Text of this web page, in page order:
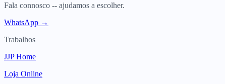
Fala connosco -- ajudamos a escolher.
WhatsApp →
Trabalhos
JJP Home
Loja Online